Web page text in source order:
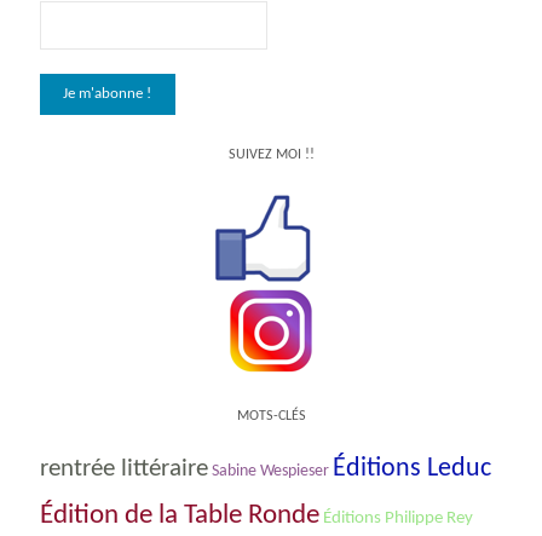
SUIVEZ MOI !!
MOTS-CLÉS
rentrée littéraire Sabine Wespieser Éditions Leduc
Édition de la Table Ronde Éditions Philippe Rey